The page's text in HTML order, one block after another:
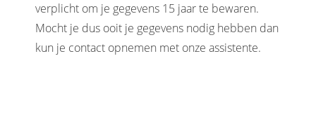
verplicht om je gegevens 15 jaar te bewaren.
Mocht je dus ooit je gegevens nodig hebben dan
kun je contact opnemen met onze assistente.